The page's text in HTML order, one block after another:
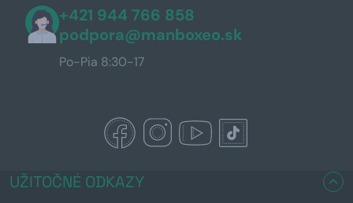
+421 944 766 858
podpora@manboxeo.sk
Po-Pia 8:30-17
UŽITOČNÉ ODKAZY